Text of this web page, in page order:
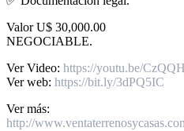
Valor U$ 30,000.00
NEGOCIABLE.
Ver Video: https://youtu.be/
Ver web: https://bit.ly/3dPQ5IC
Ver más:
http://